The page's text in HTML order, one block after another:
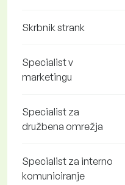
Skrbnik strank
Specialist v
marketingu
Specialist za
družbena omrežja
Specialist za interno
komuniciranje